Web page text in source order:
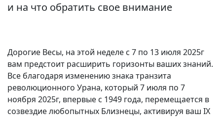
и на что обратить свое внимание
Дорогие Весы, на этой неделе с 7 по 13 июля 2025г
вам предстоит расширить горизонты ваших знаний.
Все благодаря изменению знака транзита
революционного Урана, который 7 июля по 7
ноября 2025г, впервые с 1949 года, перемещается в
созвездие любопытных Близнецы, активируя ваш IX